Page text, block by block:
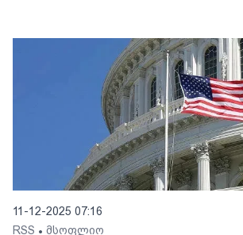
11-12-2025 07:16
RSS • მსოფლიო